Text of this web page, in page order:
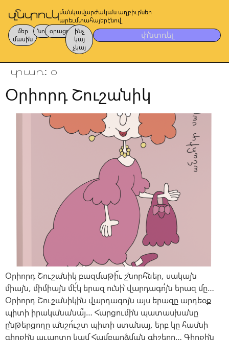
մանկավարժական աղբիւրներ
արեւմտահայերէնով
մեր
մասին
նոր օրացոյց
ինչ
կայ
չկայ
փնտռել
տառ: օ
Օրիորդ Շուշանիկ
Օրիորդ Շուշանիկ բազմաթի՜ւ շնորհներ, սակայն
միայն, միմիայն մէ՛կ երազ ունի՝ վարդագո՛յն երազ մը…
Օրիորդ Շուշանիկին վարդագոյն այս երազը արդեօք
պիտի իրականանա՞յ… Հարցումին պատասխանը
ընթերցողը անշո՛ւշտ պիտի ստանայ, երբ կը հասնի
գիրքին աւարտը կամ Համբարձման գիշերը… Գիրքին